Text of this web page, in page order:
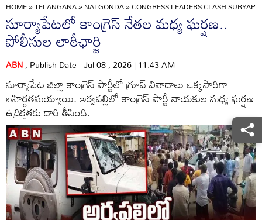
HOME»TELANGANA»NALGONDA»CONGRESS LEADERS CLASH
సూర్యాపేటలో కాంగ్రెస్ నేతల మధ్య ఘర్షణ..
పోలీసుల లాఠీఛార్జి
ABN, Publish Date - Jul 08 , 2026 | 11:43 AM
సూర్యాపేట జిల్లా కాంగ్రెస్ పార్టీలో గ్రూప్ వివాదాలు ఒక్కసారిగా
బహిర్గతమయ్యాయి. అర్వపల్లిలో కాంగ్రెస్ పార్టీ నాయకుల మధ్య ఘర్షణ
ఉద్రిక్తతకు దారి తీసింది.